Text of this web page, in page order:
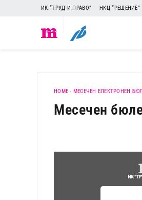
ИК “ТРУД И ПРАВО” НКЦ “РЕШЕНИЕ”
HOME - МЕСЕЧЕН ЕЛЕКТРОНЕН
Месечен